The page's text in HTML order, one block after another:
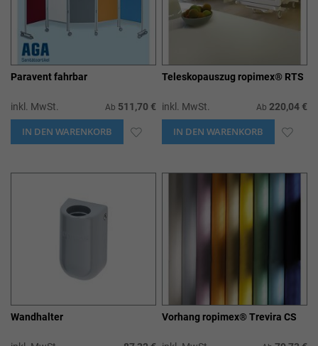
Paravent fahrbar
inkl. MwSt. Ab 511,70 €
IN DEN WARENKORB ZUR
Teleskopauszug ropimex® RTS
inkl. MwSt. Ab 220,04 €
IN DEN WARENKORB ZUR
Wandhalter Vorhang ropimex® Trevira CS